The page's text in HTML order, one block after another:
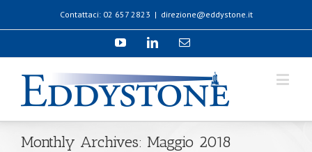
Contattaci: 02 657 2823 | direzione@eddystone.it
Monthly Archives: Maggio 2018